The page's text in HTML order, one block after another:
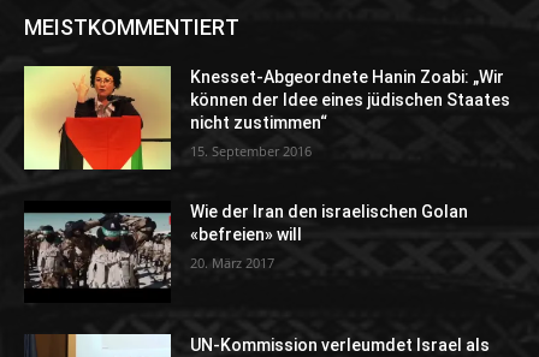
MEISTKOMMENTIERT
Knesset-Abgeordnete Hanin Zoabi: „Wir
können der Idee eines jüdischen Staates
nicht zustimmen“
15. September 2016
Wie der Iran den israelischen Golan
«befreien» will
20. März 2017
UN-Kommission verleumdet Israel als